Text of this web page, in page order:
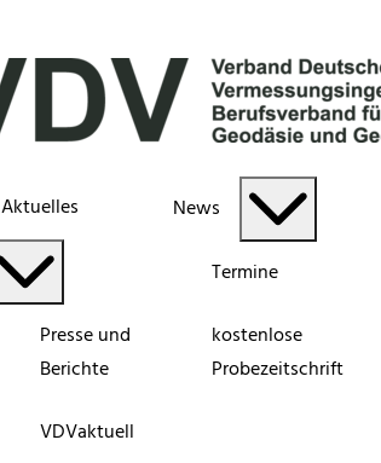
Aktuelles
Presse und
Berichte
VDVaktuell
News
Termine
kostenlose
Probezeitschrift